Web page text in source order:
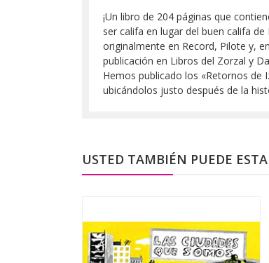
¡Un libro de 204 páginas que
ser califa en lugar del buen califa
originalmente en Record, Pilote y,
publicación en Libros del Zorzal y
Hemos publicado los «Retornos de
ubicándolos justo después de la
USTED TAMBIÉN PUEDE